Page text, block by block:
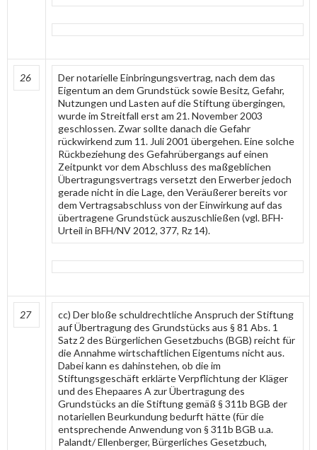
26
Der notarielle Einbringungsvertrag, nach dem das
Eigentum an dem Grundstück sowie Besitz, Gefahr,
Nutzungen und Lasten auf die Stiftung übergingen,
wurde im Streitfall erst am 21. November 2003
geschlossen. Zwar sollte danach die Gefahr
rückwirkend zum 11. Juli 2001 übergehen. Eine solche
Rückbeziehung des Gefahrübergangs auf einen
Zeitpunkt vor dem Abschluss des maßgeblichen
Übertragungsvertrags versetzt den Erwerber jedoch
gerade nicht in die Lage, den Veräußerer bereits vor
dem Vertragsabschluss von der Einwirkung auf das
übertragene Grundstück auszuschließen (vgl. BFH-
Urteil in BFH/NV 2012, 377, Rz 14).
27
cc) Der bloße schuldrechtliche Anspruch der Stiftung
auf Übertragung des Grundstücks aus § 81 Abs. 1
Satz 2 des Bürgerlichen Gesetzbuchs (BGB) reicht für
die Annahme wirtschaftlichen Eigentums nicht aus.
Dabei kann es dahinstehen, ob die im
Stiftungsgeschäft erklärte Verpflichtung der Kläger
und des Ehepaares A zur Übertragung des
Grundstücks an die Stiftung gemäß § 311b BGB der
notariellen Beurkundung bedurft hätte (für die
entsprechende Anwendung von § 311b BGB u.a.
Palandt/ Ellenberger, Bürgerliches Gesetzbuch,